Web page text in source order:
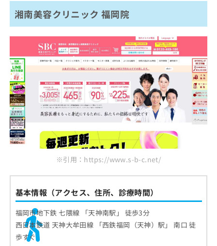
湘南美容クリニック 福岡院
※引用：https://www.s-b-c.net/
基本情報（アクセス、住所、診療時間）
福岡市地下鉄 七隈線 「天神南駅」 徒歩3分
西日本鉄道 天神大牟田線 「西鉄福岡（天神）駅」 南口 徒
歩すぐ